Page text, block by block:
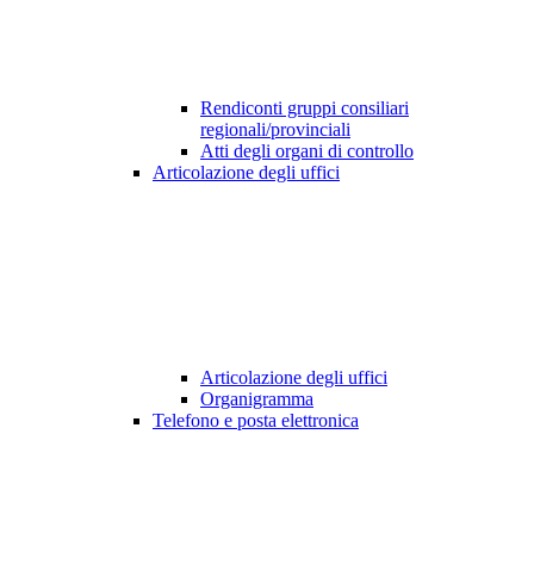
Rendiconti gruppi consiliari
regionali/provinciali
Atti degli organi di controllo
Articolazione degli uffici
Articolazione degli uffici
Organigramma
Telefono e posta elettronica